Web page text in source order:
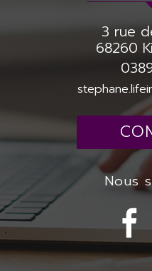
3 rue
68260
nous